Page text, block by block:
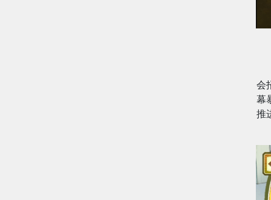
会
幕
推